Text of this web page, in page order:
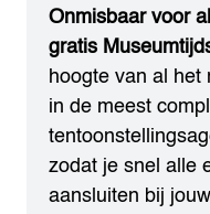
Onmisbaar voor
gratis
hoogte van al
in de meest
zodat je snel alle
aansluiten bij